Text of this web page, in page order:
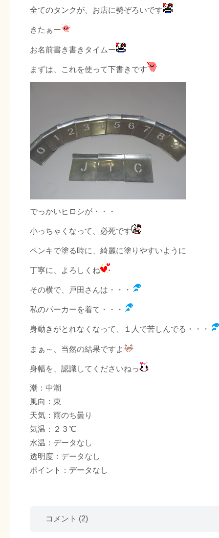
全てのタンクが、お店に勢ぞろいです
きたぁー
お名前書き書きタイムー
まずは、これを使って下書きです
でっかいヒロシが・・・
小っちゃくなって、必死です
ペンキで塗る時に、綺麗に塗りやすいように
丁寧に、よろしくね
その横で、戸田さんは・・・
私のパーカーを着て・・・
身動きがとれなくなって、１人で苦しんでる・・・
まぁ～、当然の結果ですよ
身幅を、認識してくださいねっ
潮：中潮
風向：東
天気：雨のち曇り
気温：２３℃
水温：データなし
透明度：データなし
ポイント：データなし
コメント (2)